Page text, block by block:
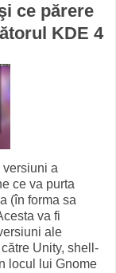
ce părere
KDE 4
a
ce va purta
(în forma sa
va fi
ale
Unity, shell-
locul lui Gnome